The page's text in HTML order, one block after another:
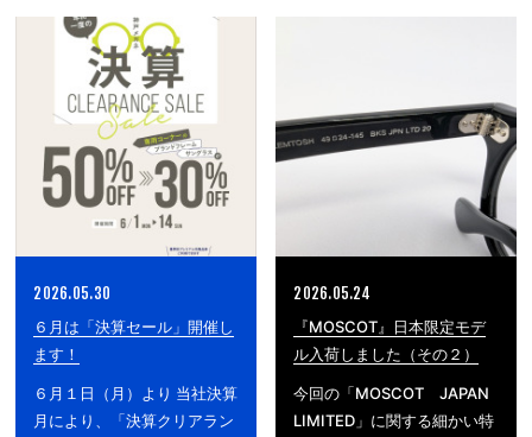
2026.05.30
６月は「決算セール」開催し
ます！
６月１日（月）より 当社決算
月により、「決算クリアラン
2026.05.24
『MOSCOT』日本限定モデ
ル入荷しました（その２）
今回の「MOSCOT JAPAN
LIMITED」に関する細かい特